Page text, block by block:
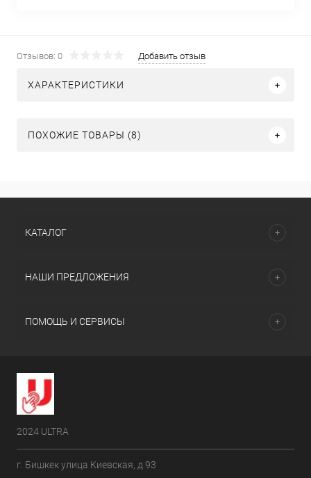
Отзывов: 0 Добавить отзыв
ХАРАКТЕРИСТИКИ
ПОХОЖИЕ ТОВАРЫ (8)
КАТАЛОГ
НАШИ ПРЕДЛОЖЕНИЯ
ПОМОЩЬ И СЕРВИСЫ
2024 ULTRA
г. Бишкек улица Киевская, д 93